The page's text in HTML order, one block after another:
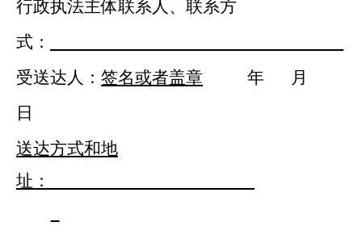
行政执法主体联系人、联系方
式：
受送达人： 签名或者盖章 年
月
日
送达方式和地
址：